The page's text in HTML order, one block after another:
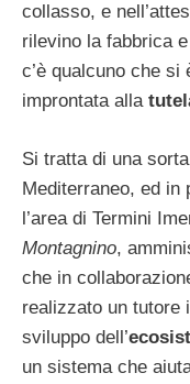
collasso, e
rilevino la fabbrica
c’è qualcuno che si
improntata alla
Si tratta di una sorta
Mediterraneo, ed in
l’area di Termini
Montagnino,
che in
realizzato un tutore
sviluppo dell’
un sistema che